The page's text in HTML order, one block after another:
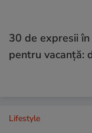
30 de expresii
pentru vacanță:
Lifestyle